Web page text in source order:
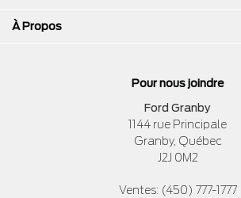
Pour nous joindre
Ford Granby
1144 rue Principale
Granby, Québec
J2J 0M2
Ventes: (450) 777-1777
À Propos